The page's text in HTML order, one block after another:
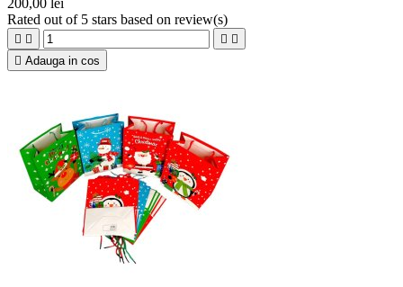
200,00 lei
Rated out of 5 stars based on review(s)
   
 Adauga in cos